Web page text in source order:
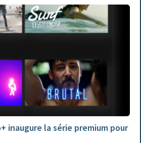
inaugure la série premium pour